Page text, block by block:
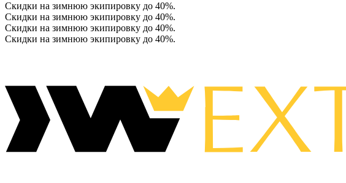
Скидки на зимнюю экипировку до 40%.
Скидки на зимнюю экипировку до 40%.
Скидки на зимнюю экипировку до 40%.
Скидки на зимнюю экипировку до 40%.